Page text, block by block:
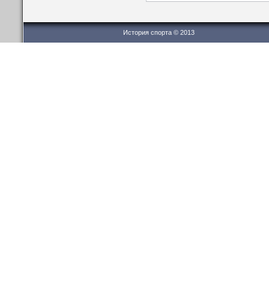
История спорта © 2013